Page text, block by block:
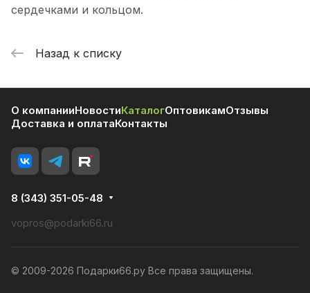
сердечками и кольцом.
Назад к списку
О компанииНовостиКаталогОптовикамОтзывы
Доставка и оплатаКонтакты
8 (343) 351-05-48
vopros@podarki66.ru
© 2009-2026 Подарки66.ру Все права защищены.